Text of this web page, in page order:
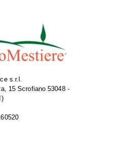
s.r.l.
15 Scrofiano 53048 -